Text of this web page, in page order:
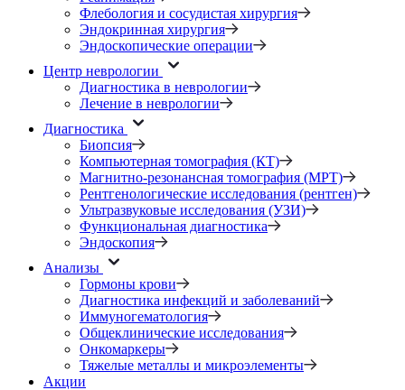
Флебология и сосудистая хирургия
Эндокринная хирургия
Эндоскопические операции
Центр неврологии
Диагностика в неврологии
Лечение в неврологии
Диагностика
Биопсия
Компьютерная томография (КТ)
Магнитно-резонансная томография (МРТ)
Рентгенологические исследования (рентген)
Ультразвуковые исследования (УЗИ)
Функциональная диагностика
Эндоскопия
Анализы
Гормоны крови
Диагностика инфекций и заболеваний
Иммуногематология
Общеклинические исследования
Онкомаркеры
Тяжелые металлы и микроэлементы
Акции